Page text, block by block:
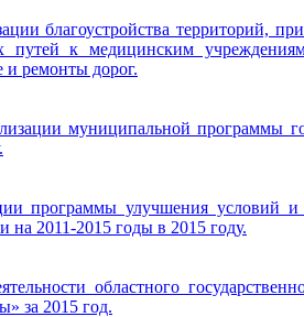
благоустройства территорий,
путей к медицинским
и ремонты дорог.
муниципальной программы
программы улучшения условий
на 2011-2015 годы в 2015 году.
областного
за 2015 год.